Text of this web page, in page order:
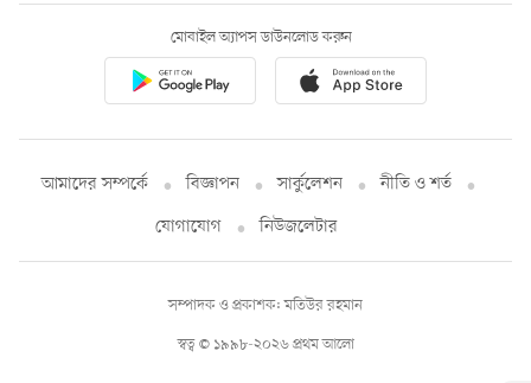
মোবাইল অ্যাপস ডাউনলোড করুন
আমাদের সম্পর্কে বিজ্ঞাপন সার্কুলেশন
নীতি ও শর্ত
যোগাযোগ
নিউজলেটার
স্বত্ব © ১৯৯৮-২০২৬ প্রথম আলো
সম্পাদক ও প্রকাশক: মতিউর রহমান